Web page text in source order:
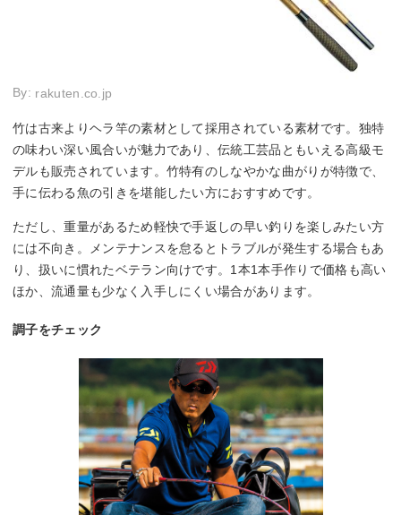
By: rakuten.co.jp
竹は古来よりヘラ竿の素材として採用されている素材です。独特
の味わい深い風合いが魅力であり、伝統工芸品ともいえる高級モ
デルも販売されています。竹特有のしなやかな曲がりが特徴で、
手に伝わる魚の引きを堪能したい方におすすめです。
ただし、重量があるため軽快で手返しの早い釣りを楽しみたい方
には不向き。メンテナンスを怠るとトラブルが発生する場合もあ
り、扱いに慣れたベテラン向けです。1本1本手作りで価格も高い
ほか、流通量も少なく入手しにくい場合があります。
調子をチェック